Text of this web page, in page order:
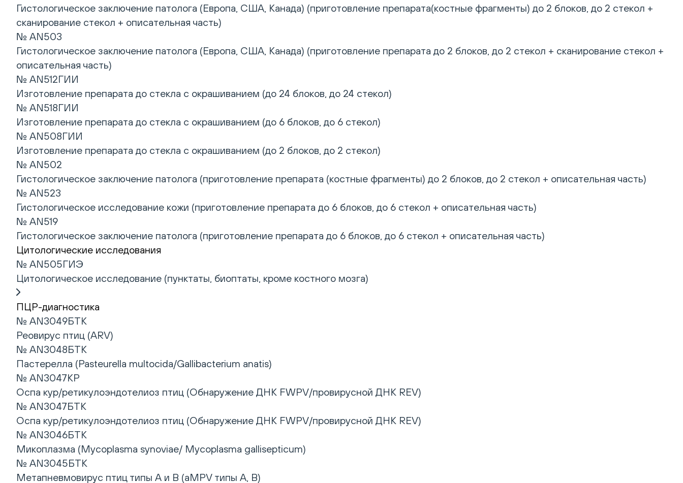
Гистологическое заключение патолога (Европа, США, Канада) (приготовление препарата(костные фрагменты) до 2 блоков, до 2 стекол +
сканирование стекол + описательная часть)
№ AN503
Гистологическое заключение патолога (Европа, США, Канада) (приготовление препарата до 2 блоков, до 2 стекол + сканирование стекол +
описательная часть)
№ AN512ГИИ
Изготовление препарата до стекла с окрашиванием (до 24 блоков, до 24 стекол)
№ AN518ГИИ
Изготовление препарата до стекла с окрашиванием (до 6 блоков, до 6 стекол)
№ AN508ГИИ
Изготовление препарата до стекла с окрашиванием (до 2 блоков, до 2 стекол)
№ AN502
Гистологическое заключение патолога (приготовление препарата (костные фрагменты) до 2 блоков, до 2 стекол + описательная часть)
№ AN523
Гистологическое исследование кожи (приготовление препарата до 6 блоков, до 6 стекол + описательная часть)
№ AN519
Гистологическое заключение патолога (приготовление препарата до 6 блоков, до 6 стекол + описательная часть)
Цитологические исследования
№ AN505ГИЭ
Цитологическое исследование (пунктаты, биоптаты, кроме костного мозга)
ПЦР-диагностика
№ AN3049БТК
Реовирус птиц (ARV)
№ AN3048БТК
Пастерелла (Pasteurella multocida/Gallibacterium anatis)
№ AN3047КР
Оспа кур/ретикулоэндотелиоз птиц (Обнаружение ДНК FWPV/провирусной ДНК REV)
№ AN3047БТК
Оспа кур/ретикулоэндотелиоз птиц (Обнаружение ДНК FWPV/провирусной ДНК REV)
№ AN3046БТК
Микоплазма (Mycoplasma synoviae/ Mycoplasma gallisepticum)
№ AN3045БТК
Метапневмовирус птиц типы А и B (aMPV типы A, B)